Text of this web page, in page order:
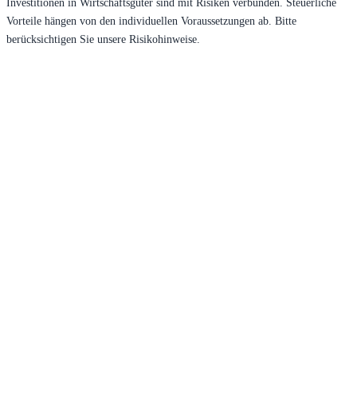
Investitionen in Wirtschaftsgüter sind mit Risiken verbunden. Steuerliche
Vorteile hängen von den individuellen Voraussetzungen ab. Bitte
berücksichtigen Sie unsere Risikohinweise.